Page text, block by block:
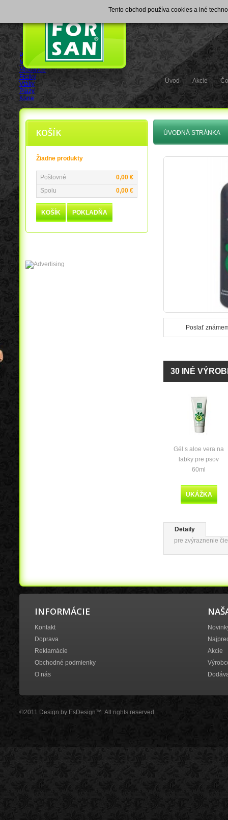
Úvod Akcie
Psy
Mačky
Hlodavce
Fretky
Vtáky
Plazy
Kone
KOŠÍK
Žiadne produkty
Poštovné
0,00 €
Spolu
0,00 €
KOŠÍK POKLADŇA
ÚVODNÁ STRÁNKA
Poslať
30 INÉ
Gél s aloe vera na
labky pre psov
60ml
UKÁŽKA
Detaily
pre zvýraznenie
INFORMÁCIE
Kontakt
Doprava
Reklamácie
Obchodné podmienky
O nás
Akcie
©2011 Design by EsDesign™. All rights reserved
Tento obchod používa cookies a iné